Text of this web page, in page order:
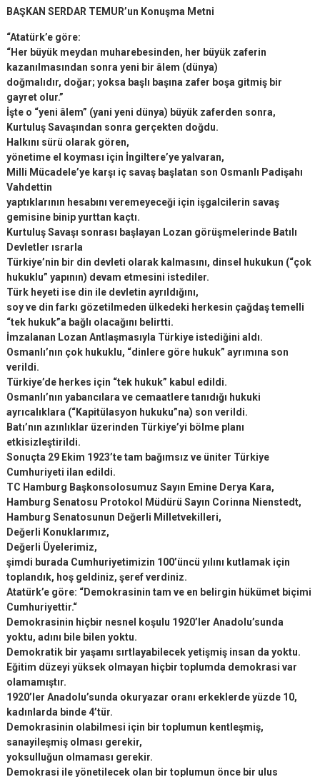
BAŞKAN SERDAR TEMUR’un Konuşma Metni
“Atatürk’e göre:
“Her büyük meydan muharebesinden, her büyük zaferin
kazanılmasından sonra yeni bir âlem (dünya)
doğmalıdır, doğar; yoksa başlı başına zafer boşa gitmiş bir
gayret olur.”
İşte o “yeni âlem” (yani yeni dünya) büyük zaferden sonra,
Kurtuluş Savaşından sonra gerçekten doğdu.
Halkını sürü olarak gören,
yönetime el koyması için İngiltere’ye yalvaran,
Milli Mücadele’ye karşı iç savaş başlatan son Osmanlı Padişahı
Vahdettin
yaptıklarının hesabını veremeyeceği için işgalcilerin savaş
gemisine binip yurttan kaçtı.
Kurtuluş Savaşı sonrası başlayan Lozan görüşmelerinde Batılı
Devletler ısrarla
Türkiye’nin bir din devleti olarak kalmasını, dinsel hukukun (“çok
hukuklu” yapının) devam etmesini istediler.
Türk heyeti ise din ile devletin ayrıldığını,
soy ve din farkı gözetilmeden ülkedeki herkesin çağdaş temelli
“tek hukuk”a bağlı olacağını belirtti.
İmzalanan Lozan Antlaşmasıyla Türkiye istediğini aldı.
Osmanlı’nın çok hukuklu, “dinlere göre hukuk” ayrımına son
verildi.
Türkiye’de herkes için “tek hukuk” kabul edildi.
Osmanlı’nın yabancılara ve cemaatlere tanıdığı hukuki
ayrıcalıklara (“Kapitülasyon hukuku”na) son verildi.
Batı’nın azınlıklar üzerinden Türkiye’yi bölme planı
etkisizleştirildi.
Sonuçta 29 Ekim 1923’te tam bağımsız ve üniter Türkiye
Cumhuriyeti ilan edildi.
TC Hamburg Başkonsolosumuz Sayın Emine Derya Kara,
Hamburg Senatosu Protokol Müdürü Sayın Corinna Nienstedt,
Hamburg Senatosunun Değerli Milletvekilleri,
Değerli Konuklarımız,
Değerli Üyelerimiz,
şimdi burada Cumhuriyetimizin 100’üncü yılını kutlamak için
toplandık, hoş geldiniz, şeref verdiniz.
Atatürk’e göre: “Demokrasinin tam ve en belirgin hükümet biçimi
Cumhuriyettir.“
Demokrasinin hiçbir nesnel koşulu 1920’ler Anadolu’sunda
yoktu, adını bile bilen yoktu.
Demokratik bir yaşamı sırtlayabilecek yetişmiş insan da yoktu.
Eğitim düzeyi yüksek olmayan hiçbir toplumda demokrasi var
olamamıştır.
1920’ler Anadolu’sunda okuryazar oranı erkeklerde yüzde 10,
kadınlarda binde 4’tür.
Demokrasinin olabilmesi için bir toplumun kentleşmiş,
sanayileşmiş olması gerekir,
yoksulluğun olmaması gerekir.
Demokrasi ile yönetilecek olan bir toplumun önce bir ulus